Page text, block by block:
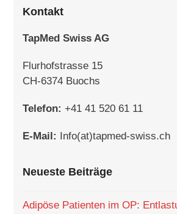
Kontakt
TapMed Swiss AG
Flurhofstrasse 15
CH-6374 Buochs
Telefon: +41 41 520 61 11
E-Mail: Info(at)tapmed-swiss.ch
Neueste Beiträge
Adipöse Patienten im OP: